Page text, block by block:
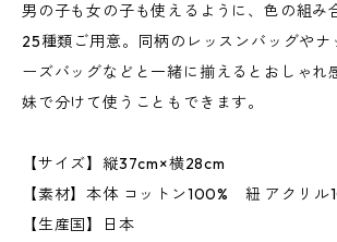
男の子も女の子も使えるように、色の組み
25種類ご用意。同柄のレッスンバッグやナ
ーズバッグなどと一緒に揃えるとおしゃれ
妹で分けて使うこともできます。
【サイズ】縦37cm×横28cm
【素材】本体 コットン100% 紐 アクリル
【生産国】日本